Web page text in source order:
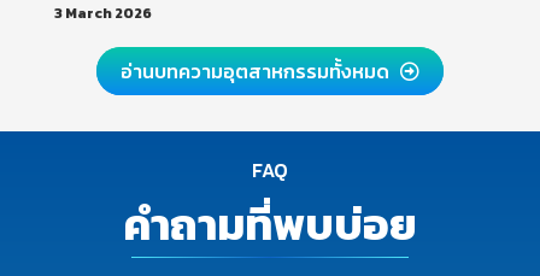
3 March 2026
อ่านบทความอุตสาหกรรมทั้งหมด
FAQ
คำถามที่พบบ่อย